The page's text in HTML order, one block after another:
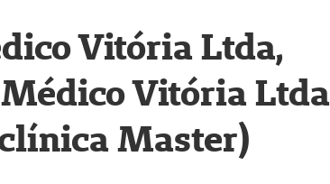
Vitória Ltda,
Vitória Ltda
Master)